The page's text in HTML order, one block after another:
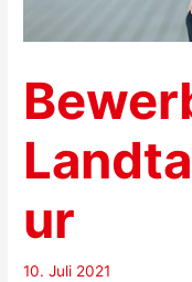
ur
10. Juli 2021